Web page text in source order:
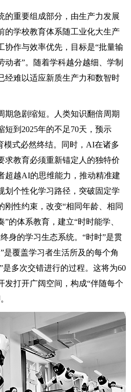
重要组成部分，由生产力发展
的学校教育体系随工业化大生产
协作与效率优先，目标是“批量输
动者”。随着学科越分越细、学制
经难以适应新质生产力和数智时
急剧缩短。人类知识翻倍周期
短到2025年的不足70天，预示
模式必然终结。同时，AI在诸多
求教育必须重新锚定人的独特价
超越AI的思维能力，推动精准建
划个性化学习路径，突破固定学
刚性约束，改变“相同年龄、相同
的体系教育，建立“时时能学、
身的学习生态系统。“时时”是贯
是覆盖学习者生活所及的每个角
是多次交错进行的过程。这将为60
发打开广阔空间，构成“伴随每个